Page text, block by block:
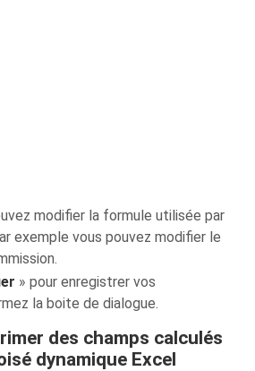
modifier la formule utilisée par
exemple vous pouvez modifier le
» pour enregistrer vos
la boite de dialogue.
des champs calculés
dynamique Excel